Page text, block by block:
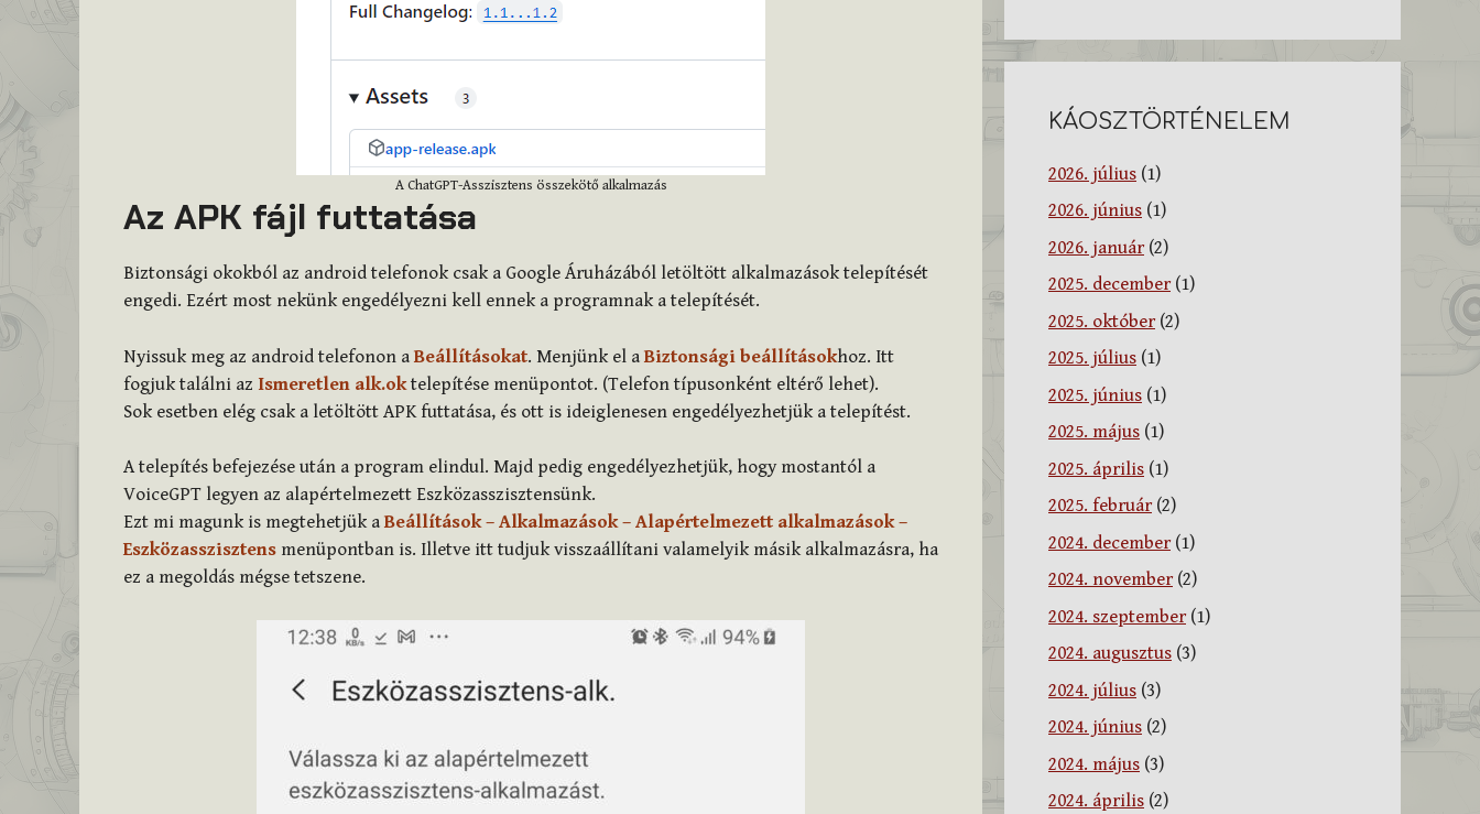
A ChatGPT-Asszisztens összekötő alkalmazás
Az APK fájl futtatása
Biztonsági okokból az android telefonok csak a Google Áruházából letöltött alkalmazások telepítését
engedi. Ezért most nekünk engedélyezni kell ennek a programnak a telepítését.
Nyissuk meg az android telefonon a Beállításokat. Menjünk el a Biztonsági beállításokhoz. Itt
fogjuk találni az Ismeretlen alk.oktelepítése menüpontot. (Telefon típusonként eltérő lehet).
Sok esetben elég csak a letöltött APK futtatása, és ott is ideiglenesen engedélyezhetjük a telepítést.
A telepítés befejezése után a program elindul. Majd pedig engedélyezhetjük, hogy mostantól a
VoiceGPT legyen az alapértelmezett Eszközasszisztensünk.
Ezt mi magunk is megtehetjük a Beállítások – Alkalmazások – Alapértelmezett alkalmazások –
Eszközasszisztens menüpontban is. Illetve itt tudjuk visszaállítani valamelyik másik alkalmazásra, ha
ez a megoldás mégse tetszene.
KÁOSZTÖRTÉNELEM
2026. július (1)
2026. június (1)
2026. január(2)
2025. december(1)
2025. október(2)
2025. július (1)
2025. június (1)
2025. május (1)
2025. április (1)
2025. február(2)
2024. december(1)
2024. november(2)
2024. szeptember(1)
2024. augusztus (3)
2024. július (3)
2024. június (2)
2024. május (3)
2024. április (2)